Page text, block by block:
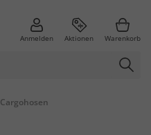
Anmelden Aktionen Warenkorb
Cargohosen